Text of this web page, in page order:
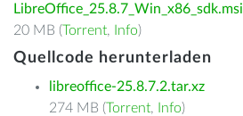
LibreOffice_25.8.7_Win_x86_sdk.msi
20 MB (Torrent, Info)
Quellcode herunterladen
libreoffice-25.8.7.2.tar.xz
274 MB (Torrent, Info)